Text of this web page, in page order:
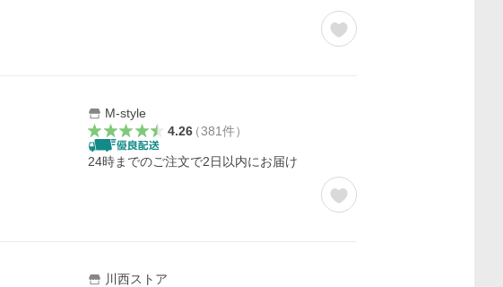
M-style
4.26（381件）
24時までのご注文で2日以内にお届け
川西ストア